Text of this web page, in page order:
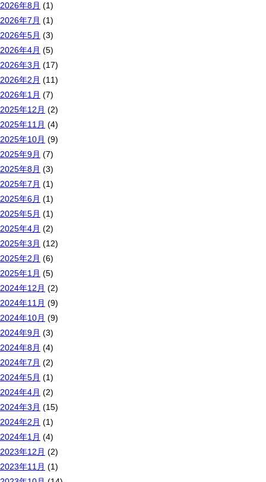
2026年8月 (1)
2026年7月 (1)
2026年5月 (3)
2026年4月 (5)
2026年3月 (17)
2026年2月 (11)
2026年1月 (7)
2025年12月 (2)
2025年11月 (4)
2025年10月 (9)
2025年9月 (7)
2025年8月 (3)
2025年7月 (1)
2025年6月 (1)
2025年5月 (1)
2025年4月 (2)
2025年3月 (12)
2025年2月 (6)
2025年1月 (5)
2024年12月 (2)
2024年11月 (9)
2024年10月 (9)
2024年9月 (3)
2024年8月 (4)
2024年7月 (2)
2024年5月 (1)
2024年4月 (2)
2024年3月 (15)
2024年2月 (1)
2024年1月 (4)
2023年12月 (2)
2023年11月 (1)